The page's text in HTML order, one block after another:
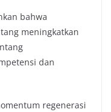
bahwa
meningkatkan
dan
regenerasi